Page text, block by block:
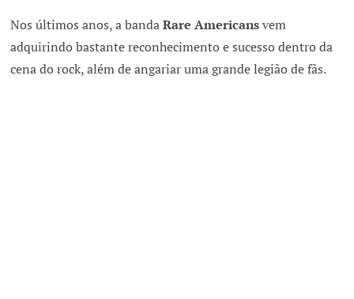
Nos últimos anos, a bandaRare Americansvem
adquirindo bastante reconhecimento e sucesso dentro da
cena do rock, além de angariar uma grande legião de fãs.